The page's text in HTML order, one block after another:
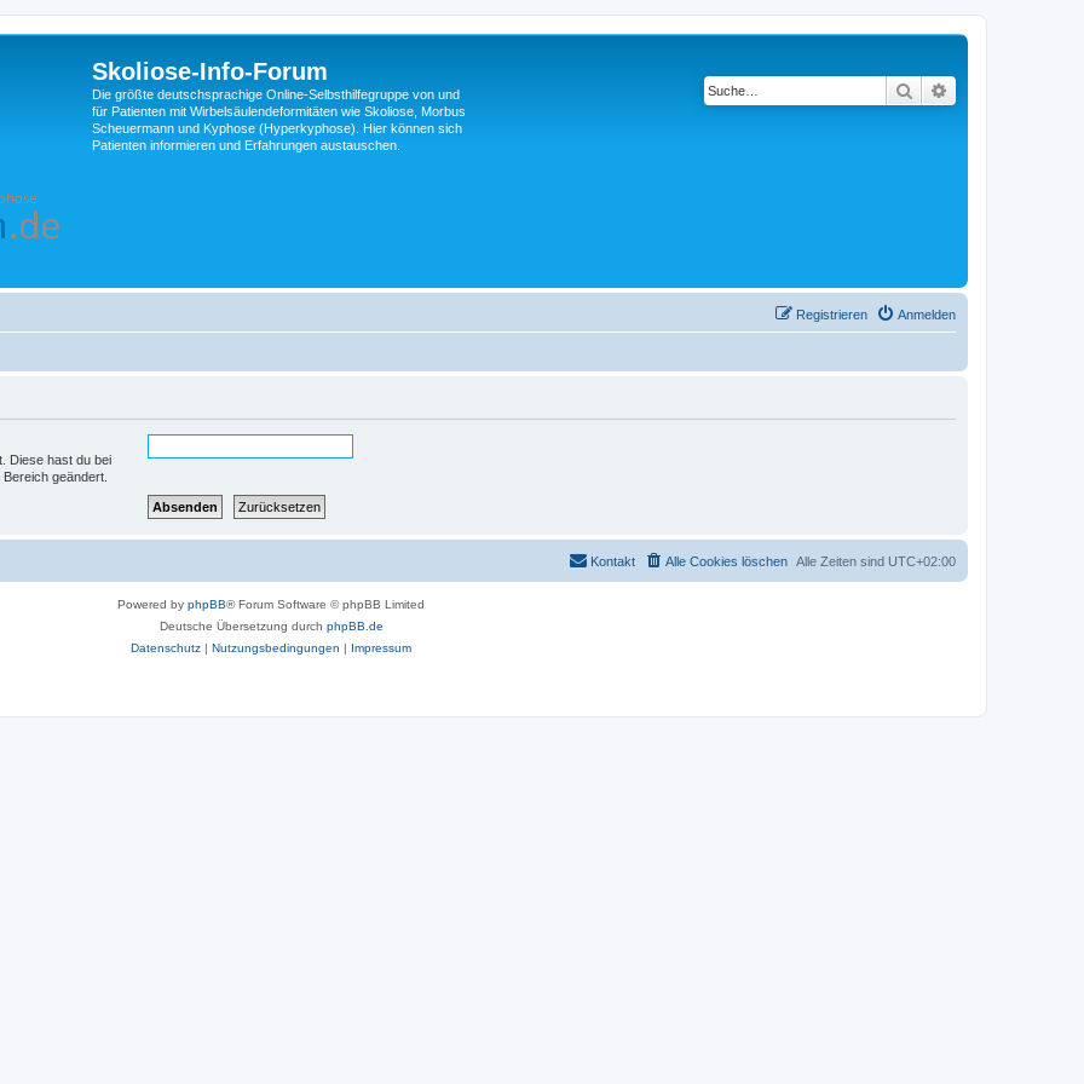
Skoliose-Info-Forum
Die größte deutschsprachige Online-Selbsthilfegruppe von und
für Patienten mit Wirbelsäulendeformitäten wie Skoliose, Morbus
Scheuermann und Kyphose (Hyperkyphose). Hier können sich
Patienten informieren und Erfahrungen austauschen.
Suche
Anmelden
Registrieren
Diese hast du bei
geändert.
Alle Zeiten sind UTC+02:00
Alle Cookies löschen
Kontakt
Powered by phpBB® Forum Software © phpBB Limited
Deutsche Übersetzung durch phpBB.de
Datenschutz | Nutzungsbedingungen | Impressum